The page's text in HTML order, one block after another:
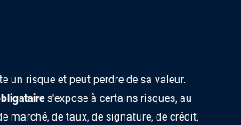
un risque et peut perdre de sa valeur.
s'expose à certains risques, au
marché, de taux, de signature, de crédit,